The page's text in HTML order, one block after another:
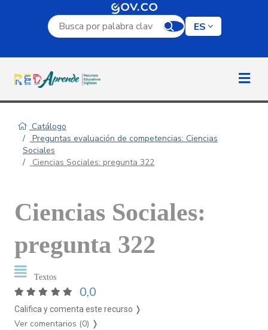
Campo de búsqueda por palabra clave
ES
Catálogo
Preguntas evaluación de competencias: Ciencias
Sociales
Ciencias Sociales: pregunta 322
Ciencias Sociales:
pregunta 322
Textos
0,0
Califica y comenta este recurso ❭
Ver comentarios (0) ❭